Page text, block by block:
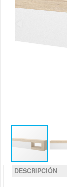
DESCRIPCIÓN